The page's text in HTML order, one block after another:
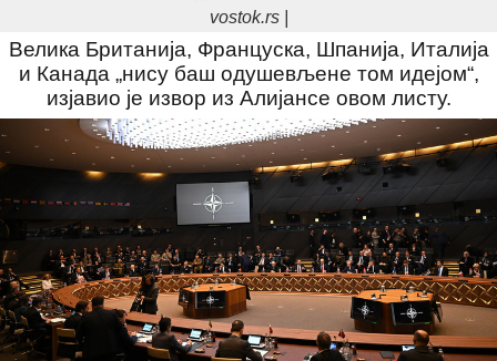
vostok.rs |
Велика Британија, Француска, Шпанија, Италија
и Канада „нису баш одушевљене том идејом“,
изјавио је извор из Алијансе овом листу.